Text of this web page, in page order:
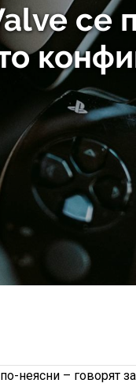
се
неясни – говорят за